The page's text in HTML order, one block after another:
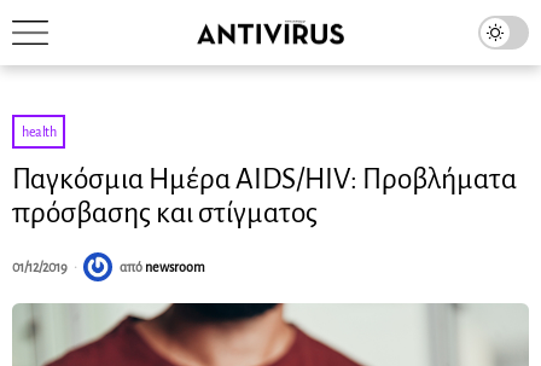
health
Παγκόσμια Ημέρα AIDS/HIV: Προβλήματα
πρόσβασης και στίγματος
01/12/2019 από newsroom